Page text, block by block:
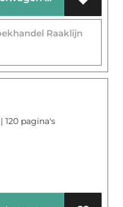
Raaklijn
120 pagina's